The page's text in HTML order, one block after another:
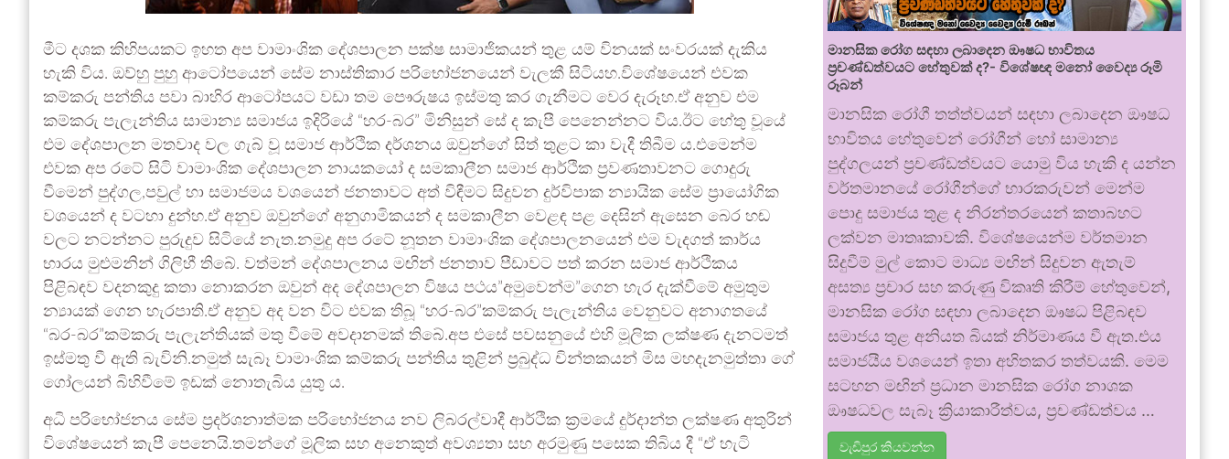
මීට දශක කිහිපයකට ඉහත අප වාමාංශික දේශපාලන පක්ෂ සාමාජිකයන් තුළ යම් විනයක් සංවරයක් දැකිය
හැකි විය. ඔව්හු පුහු ආටෝපයෙන් සේම නාස්තිකාර පරිභෝජනයෙන් වැලකී සිටියහ.විශේෂයෙන් එවක
කම්කරු පන්තිය පවා බාහිර ආටෝපයට වඩා තම පෞරුෂය ඉස්මතු කර ගැනීමට වෙර දැරූහ.ඒ අනුව එම
කම්කරු පැලැන්තිය සාමාන්‍ය සමාජය ඉදිරියේ “හර-බර” මිනිසුන් සේ ද කැපී පෙනෙන්නට විය.ඊට හේතු වූයේ
එම දේශපාලන මතවාද වල ගැබ් වූ සමාජ ආර්ථික දර්ශනය ඔවුන්ගේ සිත් තුළට කා වැදී තිබීම ය.එමෙන්ම
එවක අප රටේ සිටි වාමාංශික දේශපාලන නායකයෝ ද සමකාලීන සමාජ ආර්ථික ප්‍රවණතාවනට ගොදුරු
වීමෙන් පුද්ගල,පවුල් හා සමාජමය වශයෙන් ජනතාවට අත් විඳීමට සිදුවන දුර්විපාක න්‍යායික සේම ප්‍රායෝගික
වශයෙන් ද වටහා දුන්හ.ඒ අනුව ඔවුන්ගේ අනුගාමිකයන් ද සමකාලීන වෙළඳ පළ දෙසින් ඇසෙන බෙර හඬ
වලට නටන්නට පුරුදුව සිටියේ නැත.නමුදු අප රටේ නූතන වාමාංශික දේශපාලනයෙන් එම වැදගත් කාර්ය
භාරය මුළුමනින් ගිලිහී තිබේ. වත්මන් දේශපාලනය මඟින් ජනතාව පීඩාවට පත් කරන සමාජ ආර්ථිකය
පිළිබඳව වදනකුදු කතා නොකරන ඔවුන් අද දේශපාලන විෂය පථය”අමුවෙන්ම”ගෙන හැර දැක්වීමේ අමුතුම
න්‍යායක් ගෙන හැරපාති.ඒ අනුව අද වන විට එවක තිබූ “හර-බර”කම්කරු පැලැන්තිය වෙනුවට අනාගතයේ
“බර-බර”කම්කරු පැලැන්තියක් මතු වීමේ අවදානමක් තිබේ.අප එසේ පවසනුයේ එහි මූලික ලක්ෂණ දැනටමත්
ඉස්මතු වී ඇති බැවිනි.නමුත් සැබෑ වාමාංශික කම්කරු පන්තිය තුළින් ප්‍රබුද්ධ චින්තකයන් මිස මහදැනමුත්තා ගේ
ගෝලයන් බිහිවීමේ ඉඩක් නොතැබිය යුතු ය.
අධි පරිභෝජනය සේම ප්‍රදර්ශනාත්මක පරිභෝජනය නව ලිබරල්වාදී ආර්ථික ක්‍රමයේ දුර්දාන්ත ලක්ෂණ අතුරින්
විශේෂයෙන් කැපී පෙනෙයි.තමන්ගේ මූලික සහ අනෙකුත් අවශ්‍යතා සහ අරමුණු පසෙක තිබිය දී “ඒ හැටි
මානසික රෝග සඳහා ලබාදෙන ඖෂධ භාවිතය
ප්‍රචණ්ඩත්වයට හේතුවක් ද?- විශේෂඥ මනෝ වෛද්‍ය රූමි
රූබන්
මානසික රෝගී තත්ත්වයන් සඳහා ලබාදෙන ඖෂධ
භාවිතය හේතුවෙන් රෝගීන් හෝ සාමාන්‍ය
පුද්ගලයන් ප්‍රචණ්ඩත්වයට යොමු විය හැකි ද යන්න
වර්තමානයේ රෝගීන්ගේ භාරකරුවන් මෙන්ම
පොදු සමාජය තුළ ද නිරන්තරයෙන් කතාබහට
ලක්වන මාතෘකාවකි. විශේෂයෙන්ම වර්තමාන
සිදුවීම් මුල් කොට මාධ්‍ය මඟින් සිදුවන ඇතැම්
අසත්‍ය ප්‍රචාර සහ කරුණු විකෘති කිරීම් හේතුවෙන්,
මානසික රෝග සඳහා ලබාදෙන ඖෂධ පිළිබඳව
සමාජය තුළ අනියත බියක් නිර්මාණය වී ඇත.එය
සමාජයීය වශයෙන් ඉතා අහිතකර තත්වයකි. මෙම
සටහන මඟින් ප්‍රධාන මානසික රෝග නාශක
ඖෂධවල සැබෑ ක්‍රියාකාරීත්වය, ප්‍රචණ්ඩත්වය …
වැඩිපුර කියවන්න